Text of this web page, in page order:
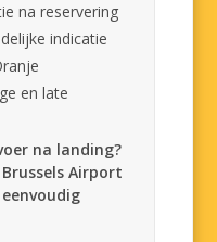
na reservering
indicatie
en late
na landing?
Airport